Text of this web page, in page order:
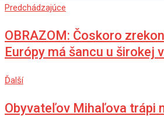
Predchádzajúce
OBRAZOM: Čoskoro
Európy má šancu u širokej
Ďalší
Obyvateľov Mihaľova trápi